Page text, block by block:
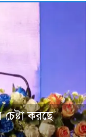
করছে